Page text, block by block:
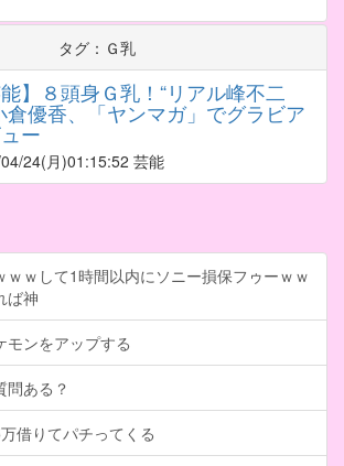
タグ：Ｇ乳
能】８頭身Ｇ乳！“リアル峰不二
倉優香、「ヤンマガ」でグラビア
ー
24(月)01:15:52 芸能
ｗｗして1時間以内にソニー損保フゥーｗｗ
ば神
モンをアップする
問ある？
借りてパチってくる